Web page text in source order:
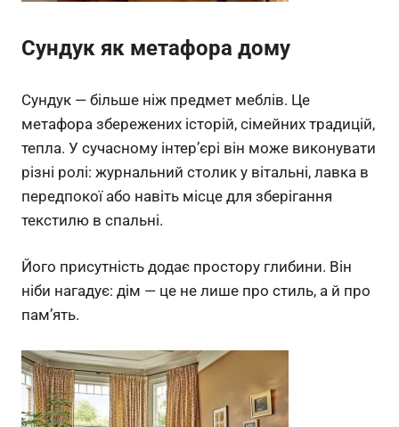
Сундук як метафора дому
Сундук — більше ніж предмет меблів. Це
метафора збережених історій, сімейних традицій,
тепла. У сучасному інтер’єрі він може виконувати
різні ролі: журнальний столик у вітальні, лавка в
передпокої або навіть місце для зберігання
текстилю в спальні.
Його присутність додає простору глибини. Він
ніби нагадує: дім — це не лише про стиль, а й про
пам’ять.